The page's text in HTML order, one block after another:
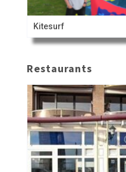
Kitesurf
Restaurants